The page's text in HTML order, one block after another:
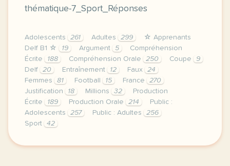
thématique-7_Sport_Réponses
Adolescents 261 Adultes 299
☆ Apprenants
Delf B1 ☆
19 Argument 5
Compréhension
Écrite
188 Compréhension Orale 250 Coupe
9
Delf
20 Entraînement 12 Faux
24
Femmes
81 Football 15 France
270
Justification
18 Millions 32
Production
Écrite
189 Production Orale 214
Public :
Adolescents
257 Public : Adultes
256
Sport
42
piste audio lien d ecoute de telechargement